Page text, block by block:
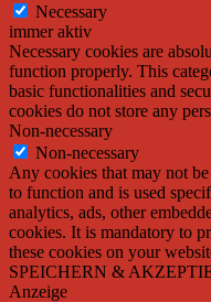
Necessary
immer aktiv
Necessary cookies are
function properly. This
basic functionalities and
cookies do not store any
Non-necessary
Non-necessary
Any cookies that may not
to function and is used
analytics, ads, other
cookies. It is mandatory to
these cookies on your
SPEICHERN &
Anzeige